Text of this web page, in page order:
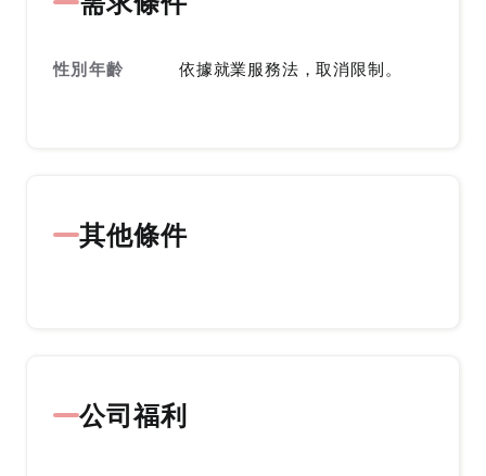
性別年齡 依據就業服務法，取消限制。
其他條件
公司福利